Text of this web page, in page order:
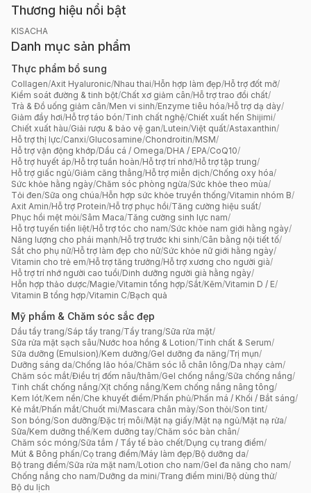
Thương hiệu nổi bật
KISACHA
Danh mục sản phẩm
Thực phẩm bổ sung
Collagen/Axit Hyaluronic/Nhau thai/Hỗn hợp làm đẹp/Hỗ trợ đốt mỡ/
Kiểm soát đường & tinh bột/Chất xơ giảm cân/Hỗ trợ trao đổi chất/
Trà & Đồ uống giảm cân/Men vi sinh/Enzyme tiêu hóa/Hỗ trợ dạ dày/
Giảm đầy hơi/Hỗ trợ táo bón/Tinh chất nghệ/Chiết xuất hến Shijimi/
Chiết xuất hàu/Giải rượu & bảo vệ gan/Lutein/Việt quất/Astaxanthin/
Hỗ trợ thị lực/Canxi/Glucosamine/Chondroitin/MSM/
Hỗ trợ vận động khớp/Dầu cá / Omega/DHA / EPA/CoQ10/
Hỗ trợ huyết áp/Hỗ trợ tuần hoàn/Hỗ trợ trí nhớ/Hỗ trợ tập trung/
Hỗ trợ giấc ngủ/Giảm căng thẳng/Hỗ trợ miễn dịch/Chống oxy hóa/
Sức khỏe hằng ngày/Chăm sóc phòng ngừa/Sức khỏe theo mùa/
Tỏi đen/Sữa ong chúa/Hỗn hợp sức khỏe truyền thống/Vitamin nhóm B/
Axit Amin/Hỗ trợ Protein/Hỗ trợ phục hồi/Tăng cường hiệu suất/
Phục hồi mệt mỏi/Sâm Maca/Tăng cường sinh lực nam/
Hỗ trợ tuyến tiền liệt/Hỗ trợ tóc cho nam/Sức khỏe nam giới hằng ngày/
Năng lượng cho phái mạnh/Hỗ trợ trước khi sinh/Cân bằng nội tiết tố/
Sắt cho phụ nữ/Hỗ trợ làm đẹp cho nữ/Sức khỏe nữ giới hằng ngày/
Vitamin cho trẻ em/Hỗ trợ tăng trưởng/Hỗ trợ xương cho người già/
Hỗ trợ trí nhớ người cao tuổi/Dinh dưỡng người già hằng ngày/
Hỗn hợp thảo dược/Magie/Vitamin tổng hợp/Sắt/Kẽm/Vitamin D / E/
Vitamin B tổng hợp/Vitamin C/Bạch quả
Mỹ phẩm & Chăm sóc sắc đẹp
Dầu tẩy trang/Sáp tẩy trang/Tẩy trang/Sữa rửa mặt/
Sữa rửa mặt sạch sâu/Nước hoa hồng & Lotion/Tinh chất & Serum/
Sữa dưỡng (Emulsion)/Kem dưỡng/Gel dưỡng đa năng/Trị mụn/
Dưỡng sáng da/Chống lão hóa/Chăm sóc lỗ chân lông/Da nhạy cảm/
Chăm sóc mắt/Điều trị đốm nâu/thâm/Gel chống nắng/Sữa chống nắng/
Tinh chất chống nắng/Xịt chống nắng/Kem chống nắng nâng tông/
Kem lót/Kem nền/Che khuyết điểm/Phấn phủ/Phấn má / Khối / Bắt sáng/
Kẻ mắt/Phấn mắt/Chuốt mi/Mascara chân mày/Son thỏi/Son tint/
Son bóng/Son dưỡng/Đặc trị môi/Mặt nạ giấy/Mặt nạ ngủ/Mặt nạ rửa/
Sữa/Kem dưỡng thể/Kem dưỡng tay/Chăm sóc bàn chân/
Chăm sóc móng/Sữa tắm / Tẩy tế bào chết/Dụng cụ trang điểm/
Mút & Bông phấn/Cọ trang điểm/Máy làm đẹp/Bộ dưỡng da/
Bộ trang điểm/Sữa rửa mặt nam/Lotion cho nam/Gel đa năng cho nam/
Chống nắng cho nam/Dưỡng da mini/Trang điểm mini/Bộ dùng thử/
Bộ du lịch